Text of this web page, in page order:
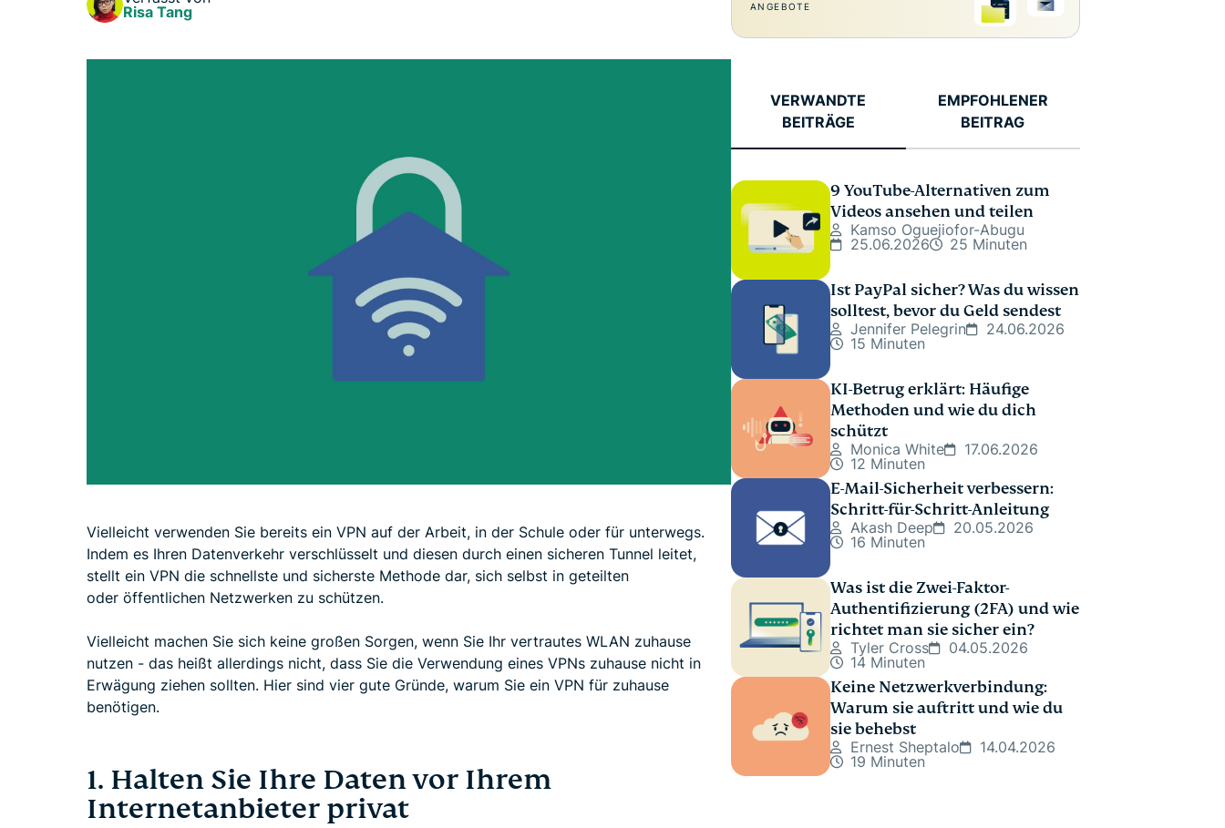
Risa Tang
Vielleicht verwenden Sie bereits ein VPN auf der Arbeit, in der Schule oder für unterwegs.
Indem es Ihren Datenverkehr verschlüsselt und diesen durch einen sicheren Tunnel leitet,
stellt ein VPN die schnellste und sicherste Methode dar, sich selbst in geteilten
oder öffentlichen Netzwerken zu schützen.
Vielleicht machen Sie sich keine großen Sorgen, wenn Sie Ihr vertrautes WLAN zuhause
nutzen - das heißt allerdings nicht, dass Sie die Verwendung eines VPNs zuhause nicht in
Erwägung ziehen sollten. Hier sind vier gute Gründe, warum Sie ein VPN für zuhause
benötigen.
1. Halten Sie Ihre Daten vor Ihrem
Internetanbieter privat
ANGEBOTE
VERWANDTE
BEITRÄGE
EMPFOHLENER
BEITRAG
9 YouTube-Alternativen zum
Videos ansehen und teilen
Kamso Oguejiofor-Abugu
25.06.2026
25 Minuten
Ist PayPal sicher? Was du wissen
solltest, bevor du Geld sendest
Jennifer Pelegrin
24.06.2026
15 Minuten
KI-Betrug erklärt: Häufige
Methoden und wie du dich
schützt
Monica White
17.06.2026
12 Minuten
E-Mail-Sicherheit verbessern:
Schritt-für-Schritt-Anleitung
Akash Deep
20.05.2026
16 Minuten
Was ist die Zwei-Faktor-
Authentifizierung (2FA) und wie
richtet man sie sicher ein?
Tyler Cross
04.05.2026
14 Minuten
Keine Netzwerkverbindung:
Warum sie auftritt und wie du
sie behebst
Ernest Sheptalo
14.04.2026
19 Minuten